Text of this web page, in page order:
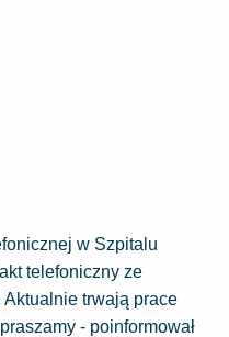
w Szpitalu
telefoniczny ze
trwają prace
- poinformował